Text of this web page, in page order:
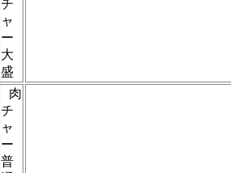
チ
ャ
ー
大
盛
肉
チ
ャ
ー
普